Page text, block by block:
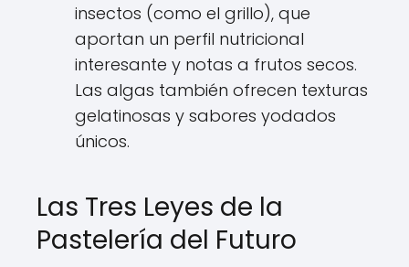
insectos (como el grillo), que
aportan un perfil nutricional
interesante y notas a frutos secos.
Las algas también ofrecen texturas
gelatinosas y sabores yodados
únicos.
Las Tres Leyes de la
Pastelería del Futuro